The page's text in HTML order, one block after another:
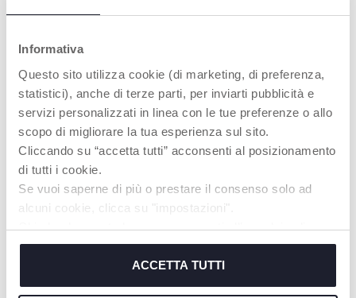
Informativa
Questo sito utilizza cookie (di marketing, di preferenza,
statistici), anche di terze parti, per inviarti pubblicità e
servizi personalizzati in linea con le tue preferenze o allo
scopo di migliorare la tua esperienza sul sito.
Cliccando su “accetta tutti” acconsenti al posizionamento
di tutti i cookie.
Se vuoi saperne di più o prestare il consenso solo ad
alcuni cookie, clicca su "impostazioni".
Chiudendo questo banner acconsenti all’uso dei soli
cookie tecnici, indispensabili per fruire del servizio
ACCETTA TUTTI
+ VARIANTI
Paracapezzoli Mussole